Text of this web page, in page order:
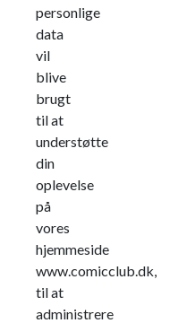
personlige
data
vil
blive
brugt
til at
understøtte
din
oplevelse
på
vores
hjemmeside
www.comicclub.dk,
til at
administrere